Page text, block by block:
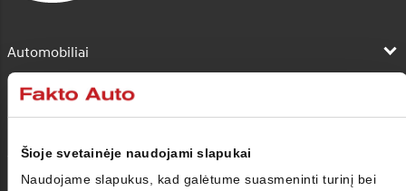
Šioje svetainėje naudojami slapukai
Naudojame slapukus, kad galėtume suasmeninti turinį bei
Automobiliai
Pirkėjui
Savininkui